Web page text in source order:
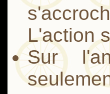
L'action
Sur